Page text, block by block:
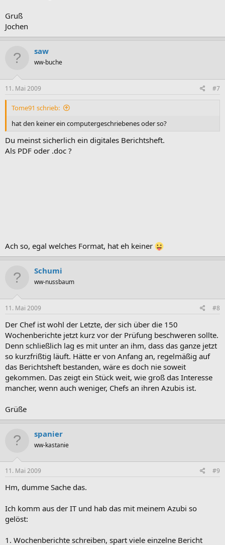
Gruß
Jochen
saw
ww-buche
11. Mai 2009 #7
Tome91 schrieb:
hat den keiner ein computergeschriebenes oder so?
Du meinst sicherlich ein digitales Berichtsheft.
Als PDF oder .doc ?
Ach so, egal welches Format, hat eh keiner
Schumi
ww-nussbaum
11. Mai 2009 #8
Der Chef ist wohl der Letzte, der sich über die 150
Wochenberichte jetzt kurz vor der Prüfung beschweren sollte.
Denn schließlich lag es mit unter an ihm, dass das ganze jetzt
so kurzfrißtig läuft. Hätte er von Anfang an, regelmäßig auf
das Berichtsheft bestanden, wäre es doch nie soweit
gekommen. Das zeigt ein Stück weit, wie groß das Interesse
mancher, wenn auch weniger, Chefs an ihren Azubis ist.
Grüße
spanier
ww-kastanie
11. Mai 2009 #9
Hm, dumme Sache das.
Ich komm aus der IT und hab das mit meinem Azubi so
gelöst:
1. Wochenberichte schreiben, spart viele einzelne Bericht